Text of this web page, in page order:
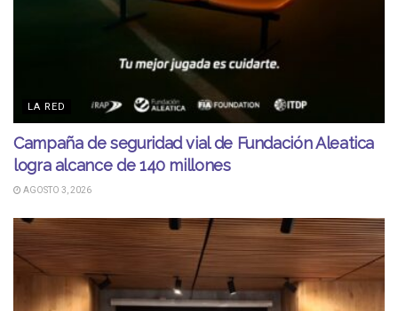
LA RED
Campaña de seguridad vial de Fundación Aleatica
logra alcance de 140 millones
AGOSTO 3, 2026